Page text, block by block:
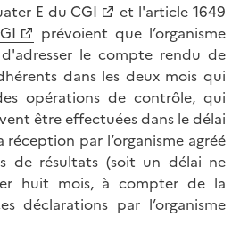
E du CGI et l'article 1649
prévoient que l’organisme
le compte rendu de
dans les deux mois qui
opérations de contrôle, qui
être effectuées dans le délai
réception par l’organisme agréé
de résultats (soit un délai ne
huit mois, à compter de la
déclarations par l’organisme